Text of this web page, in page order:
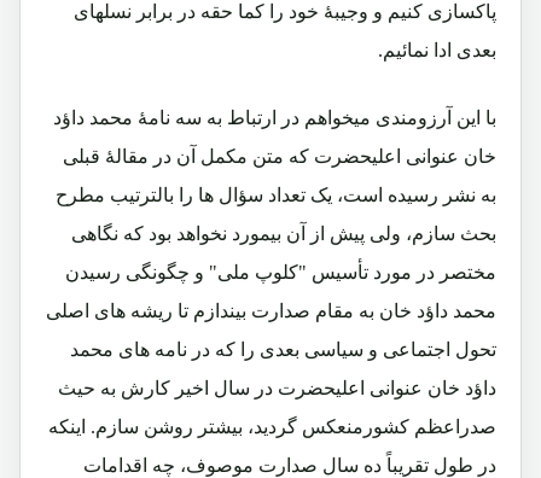
پاکسازی کنیم و وجیبۀ خود را کما حقه در برابر نسلهای
بعدی ادا نمائیم.
با این آرزومندی میخواهم در ارتباط به سه نامۀ محمد داؤد
خان عنوانی اعلیحضرت که متن مکمل آن در مقالۀ قبلی
به نشر رسیده است، یک تعداد سؤال ها را بالترتیب مطرح
بحث سازم، ولی پیش از آن بیمورد نخواهد بود که نگاهی
مختصر در مورد تأسیس "کلوپ ملی" و چگونگی رسیدن
محمد داؤد خان به مقام صدارت بیندازم تا ریشه های اصلی
تحول اجتماعی و سیاسی بعدی را که در نامه های محمد
داؤد خان عنوانی اعلیحضرت در سال اخیر کارش به حیث
صدراعظم کشورمنعکس گردید، بیشتر روشن سازم. اینکه
در طول تقریباً ده سال صدارت موصوف، چه اقدامات